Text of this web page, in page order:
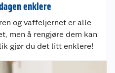
enklere
og vaffeljernet er alle
men å rengjøre dem kan
gjør du det litt enklere!